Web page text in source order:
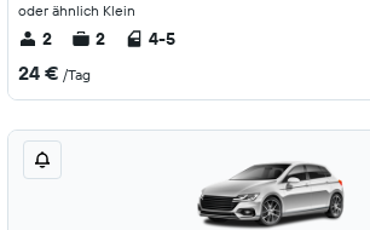
oder ähnlich Klein
2 2 4-5
24 € /Tag